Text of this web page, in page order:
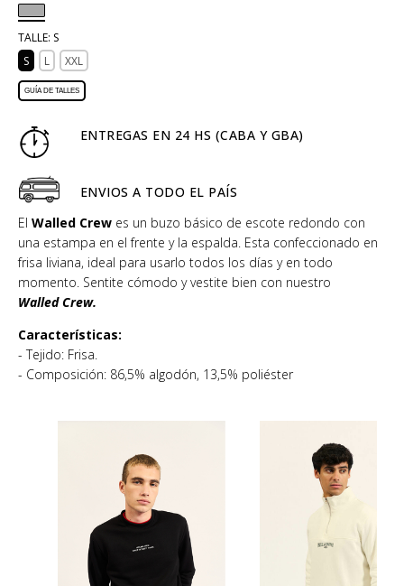
TALLE: S
S
L XXL
GUÍA DE TALLES
ENTREGAS EN 24 HS (CABA Y GBA)
ENVIOS A TODO EL PAÍS
El Walled Crew es un buzo básico de escote redondo con
una estampa en el frente y la espalda. Esta confeccionado en
frisa liviana, ideal para usarlo todos los días y en todo
momento. Sentite cómodo y vestite bien con nuestro
Walled Crew.
Características:
- Tejido: Frisa.
- Composición: 86,5% algodón, 13,5% poliéster